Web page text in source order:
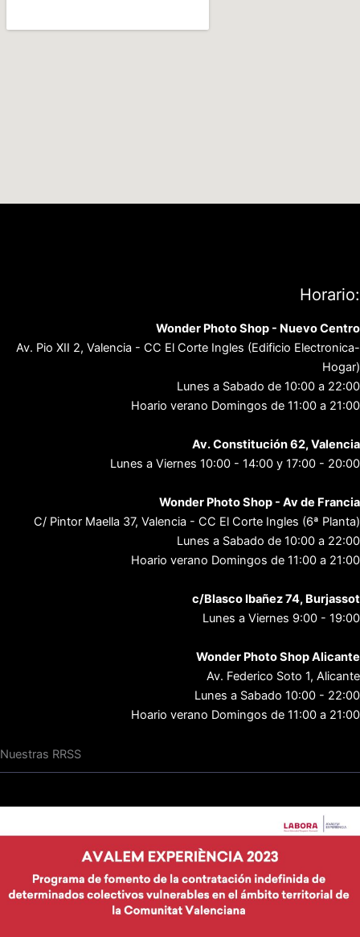
Horario:
Wonder Photo Shop - Nuevo Centro
Av. Pio XII 2, Valencia - CC El Corte Ingles (Edificio Electronica-
Hogar)
Lunes a Sabado de 10:00 a 22:00
Hoario verano Domingos de 11:00 a 21:00
Av. Constitución 62, Valencia
Lunes a Viernes 10:00 - 14:00 y 17:00 - 20:00
Wonder Photo Shop - Av de Francia
C/ Pintor Maella 37, Valencia - CC El Corte Ingles (6ª Planta)
Lunes a Sabado de 10:00 a 22:00
Hoario verano Domingos de 11:00 a 21:00
c/Blasco Ibañez 74, Burjassot
Lunes a Viernes 9:00 - 19:00
Wonder Photo Shop Alicante
Av. Federico Soto 1, Alicante
Lunes a Sabado 10:00 - 22:00
Hoario verano Domingos de 11:00 a 21:00
Nuestras RRSS